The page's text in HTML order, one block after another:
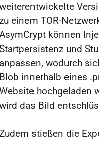
einem TOR-
können
und
anpassen, wodurch
Blob innerhalb eines
hochgeladen
das Bild
stießen die